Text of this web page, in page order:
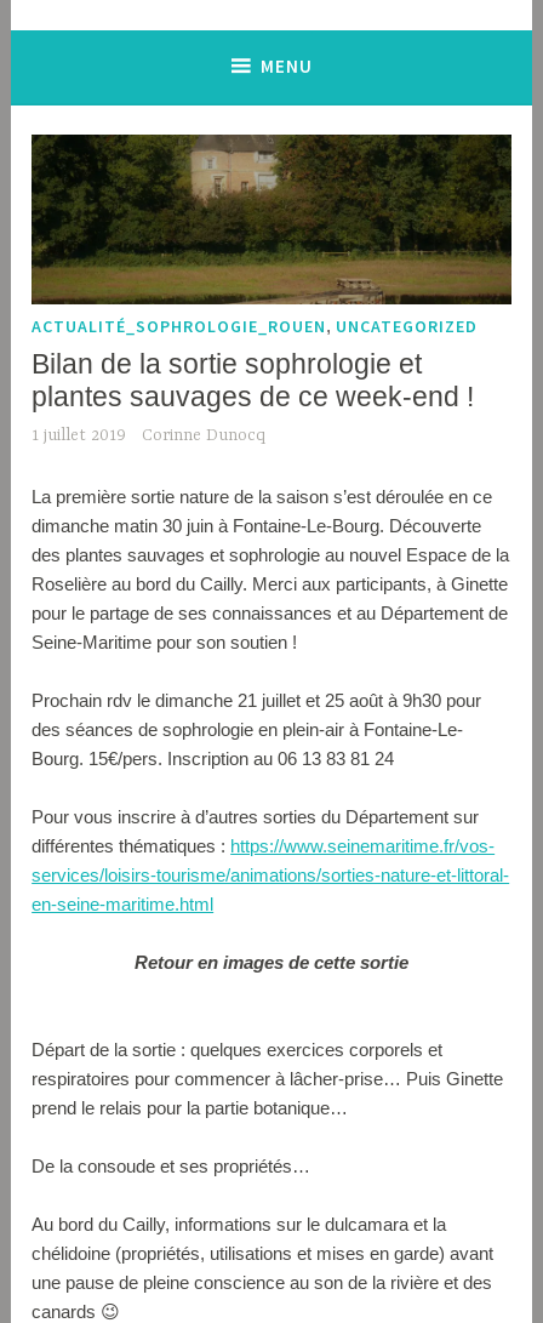
MENU
ACTUALITÉ_SOPHROLOGIE_ROUEN, UNCATEGORIZED
Bilan de la sortie sophrologie et
plantes sauvages de ce week-end !
1 juillet 2019 Corinne Dunocq
La première sortie nature de la saison s’est déroulée en ce
dimanche matin 30 juin à Fontaine-Le-Bourg. Découverte
des plantes sauvages et sophrologie au nouvel Espace de la
Roselière au bord du Cailly. Merci aux participants, à Ginette
pour le partage de ses connaissances et au Département de
Seine-Maritime pour son soutien !
Prochain rdv le dimanche 21 juillet et 25 août à 9h30 pour
des séances de sophrologie en plein-air à Fontaine-Le-
Bourg. 15€/pers. Inscription au 06 13 83 81 24
Pour vous inscrire à d’autres sorties du Département sur
différentes thématiques : https://www.seinemaritime.fr/vos-
services/loisirs-tourisme/animations/sorties-nature-et-littoral-
en-seine-maritime.html
Retour en images de cette sortie
Départ de la sortie : quelques exercices corporels et
respiratoires pour commencer à lâcher-prise… Puis Ginette
prend le relais pour la partie botanique…
De la consoude et ses propriétés…
Au bord du Cailly, informations sur le dulcamara et la
chélidoine (propriétés, utilisations et mises en garde) avant
une pause de pleine conscience au son de la rivière et des
canards 😉